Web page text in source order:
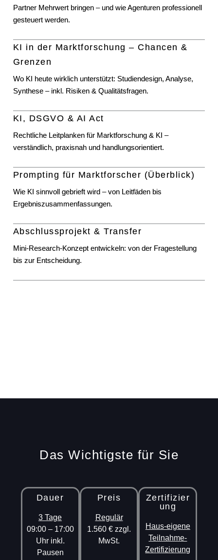
Partner Mehrwert bringen – und wie Agenturen professionell
gesteuert werden.
KI in der Marktforschung – Chancen &
Grenzen
Wo KI heute wirklich unterstützt: Studiendesign, Analyse,
Synthese – inkl. Risiken & Qualitätsfragen.
KI, DSGVO & AI Act
Rechtliche Leitplanken für Marktforschung & KI –
verständlich, praxisnah und handlungsorientiert.
Prompting für Marktforscher (Überblick)
Wie KI sinnvoll gebrieft wird – von Leitfäden bis
Ergebniszusammenfassungen.
Abschlussprojekt & Transfer
Mini-Research-Konzept entwickeln: von der Fragestellung
bis zur Entscheidung.
Das Wichtigste für Sie
Dauer
3 Tage
09:00 – 17:00
Uhr inkl.
Pausen
Preis
Regulär
1.560 € zzgl.
MwSt.
Zertifizier
ung
Haus-eigene
Teilnahme-
Zertifizierung